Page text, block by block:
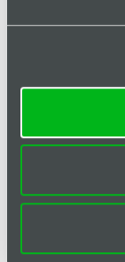
ESD kompatibel